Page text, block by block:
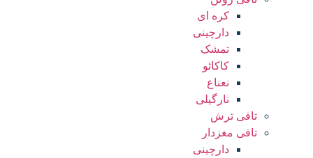
کره ای
دارچینی
تمشک
کاکائو
نعناع
نارگیلی
تافی ترش
تافی مغزدار
دارچینی